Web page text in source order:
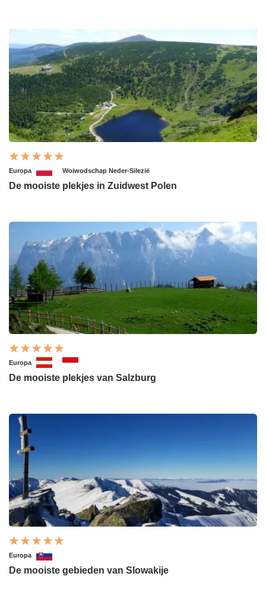
Europa Woiwodschap Neder-Silezië
De mooiste plekjes in Zuidwest Polen
Europa
De mooiste plekjes van Salzburg
Europa
De mooiste gebieden van Slowakije